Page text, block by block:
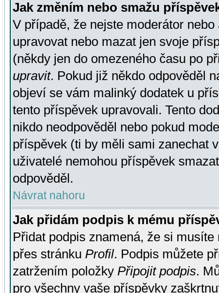
Jak změním nebo smažu
V případě, že nejste moderátor
upravovat nebo mazat jen svoje
(někdy jen do omezeného času po
upravit. Pokud již někdo odpověděl
objeví se vám malinký dodatek u
tento příspěvek upravovali. Tento
nikdo neodpověděl nebo pokud
příspěvek (ti by měli sami zanechat
uživatelé nemohou příspěvek
odpověděl.
Návrat nahoru
Jak přidám podpis k mému
Přidat podpis znamená, že si
přes stránku Profil. Podpis můžete
zatržením položky Připojit podpis.
pro všechny vaše příspěvky